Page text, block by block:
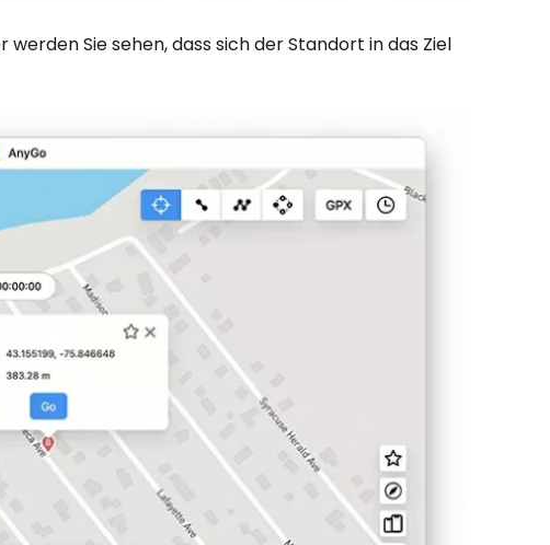
Sie sehen, dass sich der Standort in das Ziel